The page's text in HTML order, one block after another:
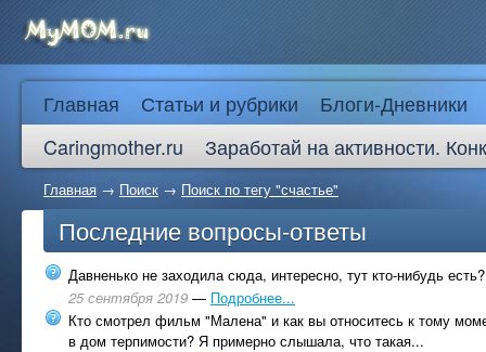
Главная Статьи и рубрики
Блоги-Дневники
Caringmother.ru
Заработай на активности.
Главная → Поиск → Поиск по тегу "счастье"
Последние вопросы-ответы
Давненько не заходила сюда, интересно, тут кто-нибудь есть?
25 сентября 2019 — Подробнее...
Кто смотрел фильм "Малена" и как вы относитесь к тому
в дом терпимости? Я примерно слышала, что такая...